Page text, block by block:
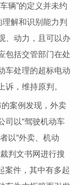
辆”的定义并未约
解和识别能力判
、动力，且可以办
包括交管部门在处
车处理的超标电动
，维持原判。
案例发现，外卖
司以“驾驶机动车
以“外卖、机动
判文书网进行搜
案件，其中有多起